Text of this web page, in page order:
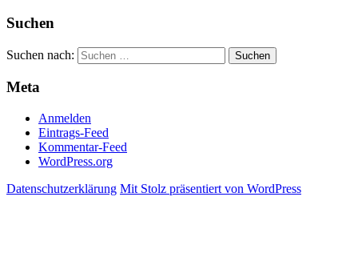
Suchen
Suchen nach:
Meta
Anmelden
Eintrags-Feed
Kommentar-Feed
WordPress.org
Datenschutzerklärung Mit Stolz präsentiert von WordPress